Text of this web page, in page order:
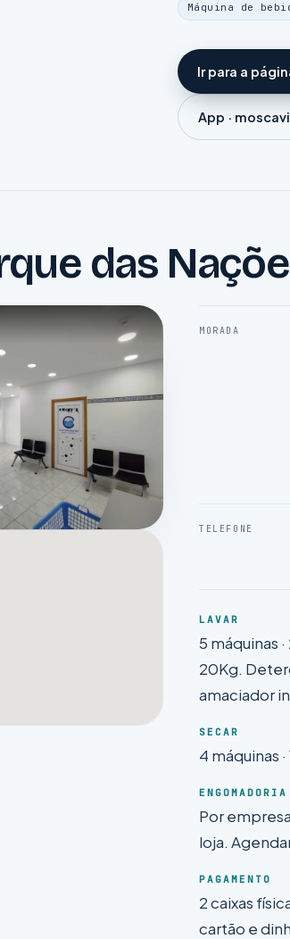
Máquina de
Ir para a
App ·
das
MORADA
TELEFONE
LAVAR
5 máquinas ·
20Kg.
amaciador
SECAR
4 máquinas
ENGOMADORIA
Por
loja.
PAGAMENTO
2 caixas
cartão e